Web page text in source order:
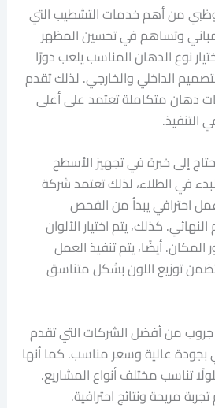
من أهم خدمات التشطيب التي
وتساهم في تحسين المظهر
نوع الدهان المناسب يلعب دورًا
الداخلي والخارجي. لذلك تقدم
دهان متكاملة تعتمد على أعلى
التنفيذ.
إلى خبرة في تجهيز الأسطح
في الطلاء، لذلك تعتمد شركة
احترافي يبدأ من الفحص
كذلك، يتم اختيار الألوان
المكان. أيضًا، يتم تنفيذ العمل
توزيع اللون بشكل متناسق
جروب من أفضل الشركات التي تقدم
عالية وسعر مناسب. كما أنها
تناسب مختلف أنواع المشاريع.
مريحة ونتائج احترافية.